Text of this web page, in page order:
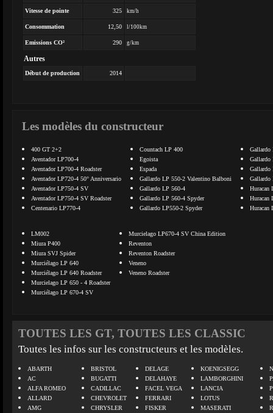
Vitesse de pointe 325 km/h
Consommation 12,50 l/100km
Emissions CO² 290 g/km
Autres
Début de production 2014
Les modèles du constructeur
400 GT 2+2
Aventador LP700-4
Aventador LP700-4 Roadster
Aventador LP720-4 50° Anniversario
Aventador LP750-4 SV
Aventador LP750-4 SV Roadster
Centenario LP770-4
Countach LP 400
Egoista
Espada
Gallardo LP 550-2 Valentino Balboni
Gallardo LP 560-4
Gallardo LP 560-4 Spyder
Gallardo LP550-2 Spyder
Gallardo
Gallardo
Gallardo
Gallardo
Huracan
Huracan
Huracan
LM002
Miura P400
Miura SVJ Spider
Murciélago LP 640
Murciélago LP 640 Roadster
Murcielago LP 650 - 4 Roadster
Murciélago LP 670-4 SV
Murcielago LP670-4 SV China Edition
Reventon
Reventon Roadster
Veneno
Veneno Roadster
TOUTES LES GT, TOUTES LES CLASSIC
Toutes les infos sur les constructeurs et les modèles.
ABARTH
AC
ALFA ROMEO
ALLARD
AMG
BRISTOL
BUGATTI
CADILLAC
CHEVROLET
CHRYSLER
DELAGE
DELAHAYE
FACEL VEGA
FERRARI
FISKER
KOENIGSEGG
LAMBORGHINI
LANCIA
LOTUS
MASERATI